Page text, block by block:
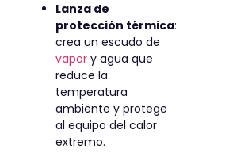
Lanza de
protección térmica:
crea un escudo de
vapor y agua que
reduce la
temperatura
ambiente y protege
al equipo del calor
extremo.